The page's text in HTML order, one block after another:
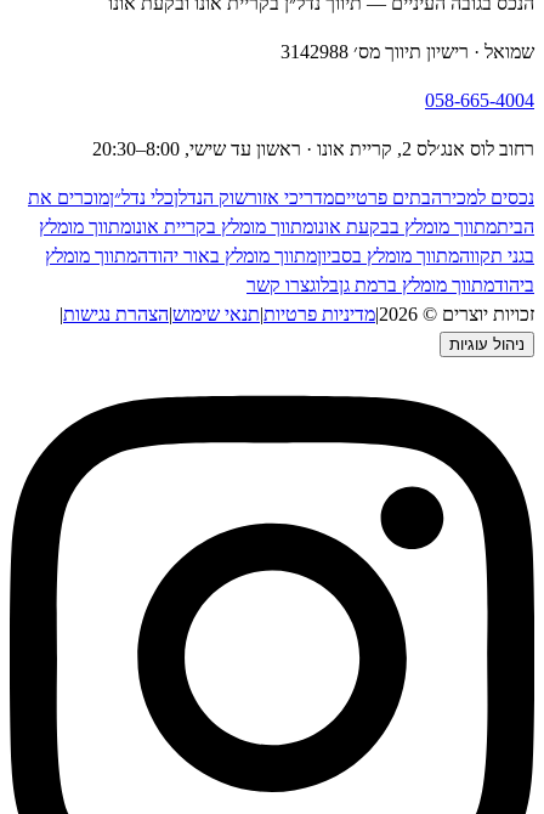
רישיון תיווך מס׳ 3142988
058-
אונו · ראשון עד שישי, 8:00–20:30
למכירהבתים פרטייםמדריכי אזורשוק הנדלןכלי נדל״ןמוכרים את
מתווך מומלץ בבקעת אונומתווך מומלץ בקריית אונומתווך מומלץ
מתווך מומלץ בסביון מתווך מומלץ באור יהודהמתווך מומלץ
מתווך מומלץ ברמת גןבלוגצרו קשר
© 2026
|מדיניות פרטיות|תנאי שימוש |הצהרת נגישות |
עוגיות